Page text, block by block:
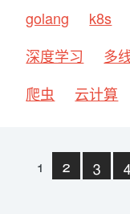
golang
k8s
深度学习
多
爬虫
云计算
1 2 3 4